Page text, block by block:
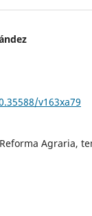
v163xa79
Agraria,